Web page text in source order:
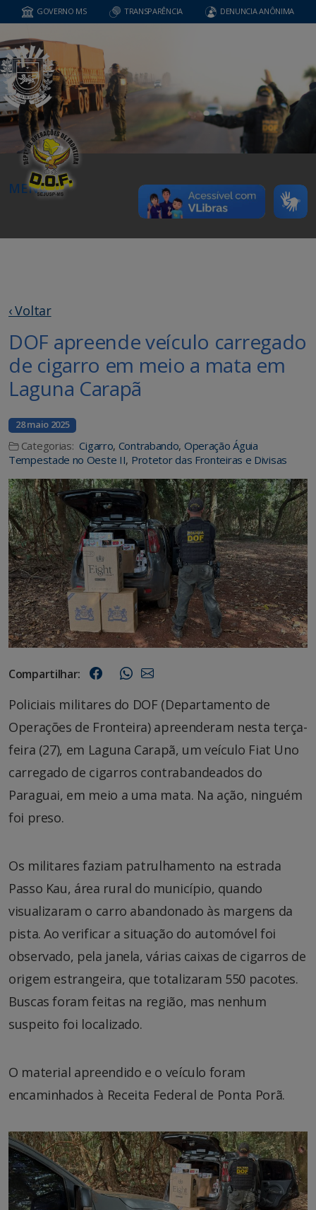
GOVERNO MS TRANSPARÊNCIA DENUNCIA ANÔNIMA
MENU
‹ Voltar
DOF apreende veículo carregado
de cigarro em meio a mata em
Laguna Carapã
28 maio 2025
Categorias: Cigarro, Contrabando, Operação Águia
Tempestade no Oeste II, Protetor das Fronteiras e Divisas
Compartilhar:
Policiais militares do DOF (Departamento de
Operações de Fronteira) apreenderam nesta terça-
feira (27), em Laguna Carapã, um veículo Fiat Uno
carregado de cigarros contrabandeados do
Paraguai, em meio a uma mata. Na ação, ninguém
foi preso.
Os militares faziam patrulhamento na estrada
Passo Kau, área rural do município, quando
visualizaram o carro abandonado às margens da
pista. Ao verificar a situação do automóvel foi
observado, pela janela, várias caixas de cigarros de
origem estrangeira, que totalizaram 550 pacotes.
Buscas foram feitas na região, mas nenhum
suspeito foi localizado.
O material apreendido e o veículo foram
encaminhados à Receita Federal de Ponta Porã.